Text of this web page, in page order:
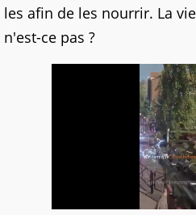
les afin de les nourrir. La
n'est-ce pas ?